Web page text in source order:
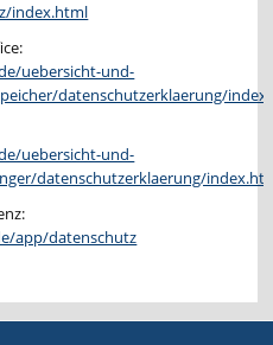
index.html
uebersicht-und-
datenschutzerklaerung/
uebersicht-und-
datenschutzerklaerung/
app/datenschutz